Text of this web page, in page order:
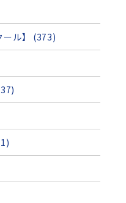
ール】 (373)